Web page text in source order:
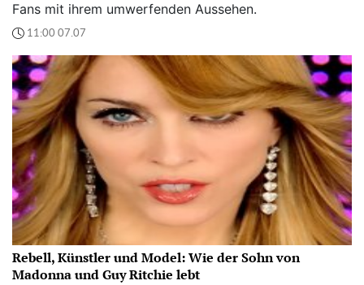
Fans mit ihrem umwerfenden Aussehen.
11:00 07.07
Rebell, Künstler und Model: Wie der Sohn von
Madonna und Guy Ritchie lebt